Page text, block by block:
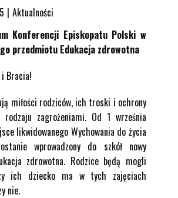
Aktualności
Konferencji Episkopatu Polski w
przedmiotu Edukacja zdrowotna
Bracia!
miłości rodziców, ich troski i ochrony
rodzaju zagrożeniami. Od 1 września
likwidowanego Wychowania do życia
wprowadzony do szkół nowy
zdrowotna. Rodzice będą mogli
ich dziecko ma w tych zajęciach
nie.